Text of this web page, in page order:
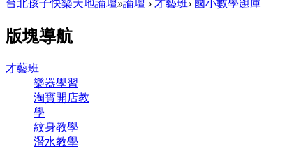
台北孩子快樂天地論壇»論壇 › 才藝班› 國小數學題庫
版塊導航
才藝班
樂器學習
淘寶開店教
學
紋身教學
潛水教學